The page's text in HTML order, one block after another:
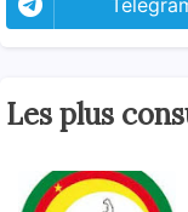
Les plus